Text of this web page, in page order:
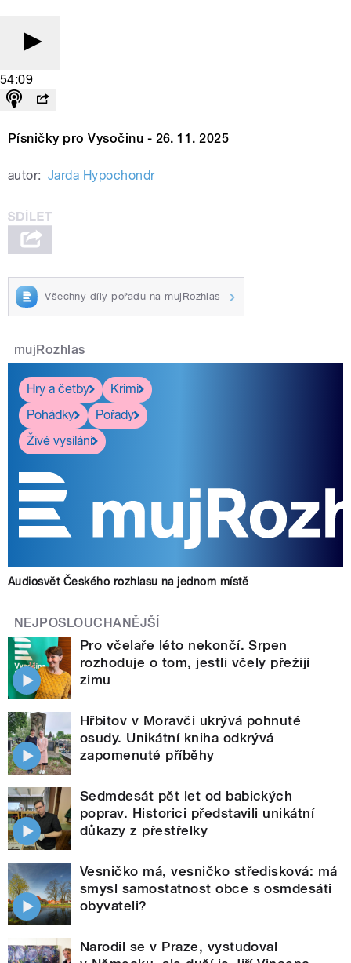
54:09
Písničky pro Vysočinu - 26. 11. 2025
autor: Jarda Hypochondr
Všechny díly pořadu na mujRozhlas
mujRozhlas
Hry a četby
Krimi
Pohádky
Pořady
Živé vysílání
Audiosvět Českého rozhlasu na jednom místě
NEJPOSLOUCHANĚJŠÍ
Pro včelaře léto nekončí. Srpen
rozhoduje o tom, jestli včely přežijí
zimu
Hřbitov v Moravči ukrývá pohnuté
osudy. Unikátní kniha odkrývá
zapomenuté příběhy
Sedmdesát pět let od babických
poprav. Historici představili unikátní
důkazy z přestřelky
Vesničko má, vesničko středisková: má
smysl samostatnost obce s osmdesáti
obyvateli?
Narodil se v Praze, vystudoval